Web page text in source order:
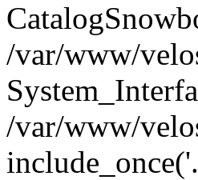
/var/www/
/var/www/